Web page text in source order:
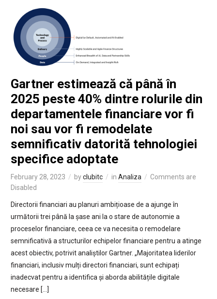
Gartner estimează că până în
2025 peste 40% dintre rolurile din
departamentele financiare vor fi
noi sau vor fi remodelate
semnificativ datorită tehnologiei
specifice adoptate
February 28, 2023 byclubitc in Analiza
Comments are
Disabled
Directorii financiari au planuri ambițioase de a ajunge în
următorii trei până la șase ani la o stare de autonomie a
proceselor financiare, ceea ce va necesita o remodelare
semnificativă a structurilor echipelor financiare pentru a atinge
acest obiectiv, potrivit analiștilor Gartner. „Majoritatea liderilor
financiari, inclusiv mulți directori financiari, sunt echipați
inadecvat pentru a identifica și aborda abilitățile digitale
necesare […]